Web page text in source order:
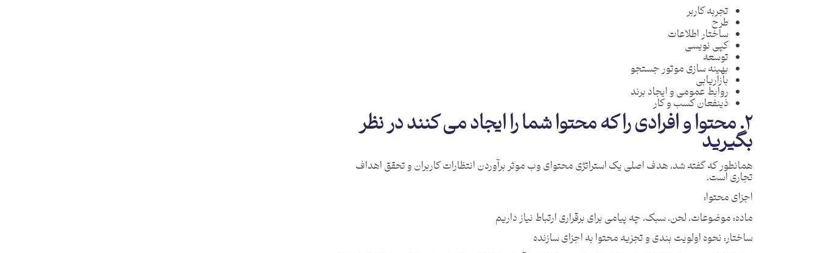
تجربه کاربر
طرح
ساختار اطلاعات
کپی نویسی
توسعه
بهینه سازی موتور جستجو
بازاریابی
روابط عمومی و ایجاد برند
ذینفعان کسب و کار
۲. محتوا و افرادی را که محتوا شما را ایجاد می کنند در نظر
بگیرید
همانطور که گفته شد، هدف اصلی یک استراتژی محتوای وب موثر برآوردن انتظارات کاربران و تحقق اهداف
تجاری است.
اجزای محتوا:
ماده: موضوعات، لحن، سبک، چه پیامی برای برقراری ارتباط نیاز داریم
ساختار: نحوه اولویت بندی و تجزیه محتوا به اجزای سازنده